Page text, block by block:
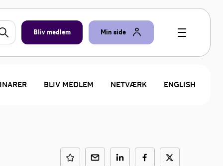
Bliv medlem Min side
BLIV MEDLEM NETVÆRK ENGLISH